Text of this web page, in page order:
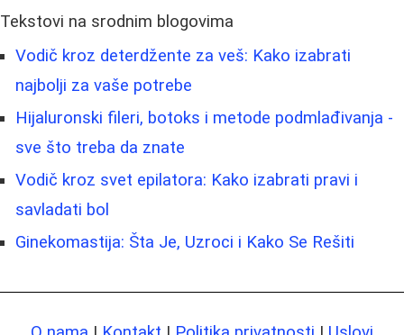
Tekstovi na srodnim blogovima
Vodič kroz deterdžente za veš: Kako izabrati
najbolji za vaše potrebe
Hijaluronski fileri, botoks i metode podmlađivanja -
sve što treba da znate
Vodič kroz svet epilatora: Kako izabrati pravi i
savladati bol
Ginekomastija: Šta Je, Uzroci i Kako Se Rešiti